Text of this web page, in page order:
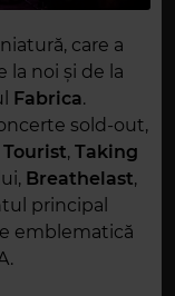
care a
la noi și de la
Fabrica.
sold-out,
Tourist, Taking
Breathelast,
principal
emblematică